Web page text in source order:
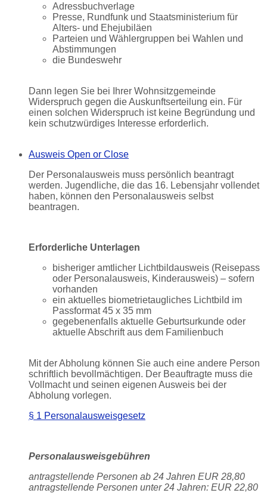
Adressbuchverlage
Presse, Rundfunk und Staatsministerium für
Alters- und Ehejubiläen
Parteien und Wählergruppen bei Wahlen und
Abstimmungen
die Bundeswehr
Dann legen Sie bei Ihrer Wohnsitzgemeinde
Widerspruch gegen die Auskunftserteilung ein. Für
einen solchen Widerspruch ist keine Begründung und
kein schutzwürdiges Interesse erforderlich.
Ausweis Open or Close
Der Personalausweis muss persönlich beantragt
werden. Jugendliche, die das 16. Lebensjahr vollendet
haben, können den Personalausweis selbst
beantragen.
Erforderliche Unterlagen
bisheriger amtlicher Lichtbildausweis (Reisepass
oder Personalausweis, Kinderausweis) – sofern
vorhanden
ein aktuelles biometrietaugliches Lichtbild im
Passformat 45 x 35 mm
gegebenenfalls aktuelle Geburtsurkunde oder
aktuelle Abschrift aus dem Familienbuch
Mit der Abholung können Sie auch eine andere Person
schriftlich bevollmächtigen. Der Beauftragte muss die
Vollmacht und seinen eigenen Ausweis bei der
Abholung vorlegen.
§ 1 Personalausweisgesetz
Personalausweisgebühren
antragstellende Personen ab 24 Jahren EUR 28,80
antragstellende Personen unter 24 Jahren: EUR 22,80